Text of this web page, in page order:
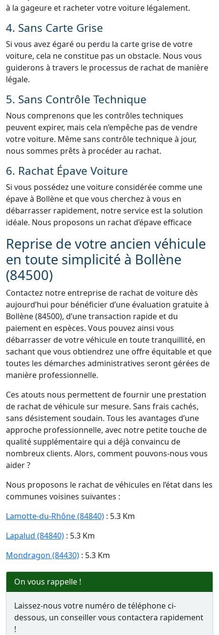
à la gageure et racheter votre voiture légalement.
4. Sans Carte Grise
Si vous avez égaré ou perdu la carte grise de votre
voiture, cela ne constitue pas un obstacle. Nous vous
guiderons à travers le processus de rachat de manière
légale.
5. Sans Contrôle Technique
Nous comprenons que les contrôles techniques
peuvent expirer, mais cela n’empêche pas de vendre
votre voiture. Même sans contrôle technique à jour,
nous sommes prêts à procéder au rachat.
6. Rachat Épave Voiture
Si vous possédez une voiture considérée comme une
épave à Bollène et que vous cherchez à vous en
débarrasser rapidement, notre service est la solution
idéale. Nous proposons un rachat d’épave efficace
Reprise de votre ancien véhicule
en toute simplicité à Bollène
(84500)
Contactez notre entreprise de rachat de voiture dès
aujourd’hui pour bénéficier d’une évaluation gratuite à
Bollène (84500), d’une transaction rapide et du
paiement en espèces. Vous pouvez ainsi vous
débarrasser de votre véhicule en toute tranquillité, en
sachant que vous obtiendrez une offre équitable et que
toutes les démarches administratives seront gérées de
manière professionnelle.
Ces atouts nous permettent de fournir une prestation
de rachat de véhicule sur mesure. Sans frais cachés,
sans désistement soudain. Tous les avantages d’une
approche professionnelle, avec notre petite touche de
qualité supplémentaire qui a déjà convaincu de
nombreux clients. Alors, comment pouvons-nous vous
aider ?
Nous proposons le rachat de véhicules en l’état dans les
communes voisines suivantes :
Lamotte-du-Rhône (84840) : 5.3 Km
Lapalud (84840) : 5.3 Km
Mondragon (84430) : 5.3 Km
On vous rappelle !
Laissez-nous votre numéro de téléphone ci-
dessous, un conseiller vous contactera rapidement
!